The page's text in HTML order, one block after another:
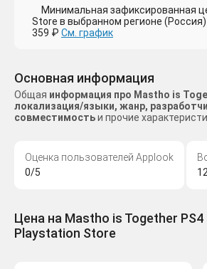
Минимальная зафиксированная
Store в выбранном регионе
359 ₽ См. график
Основная информация
Общая информация про Mastho is
локализация/языки, жанр,
совместимостьи прочие
Оценка пользователей Applook
0/5
Цена на Mastho is Together PS4
Playstation Store